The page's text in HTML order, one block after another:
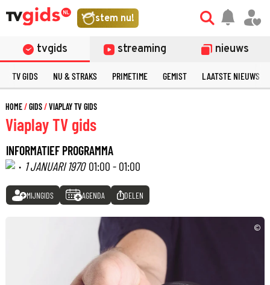
stem nu!
tvgids streaming nieuws
TV GIDS NU & STRAKS PRIMETIME GEMIST LAATSTE NIEUWS
HOME GIDS VIAPLAY TV GIDS
Viaplay TV gids
INFORMATIEF PROGRAMMA
· 1 JANUARI 1970 01:00 - 01:00
MIJNGIDS AGENDA DELEN
©